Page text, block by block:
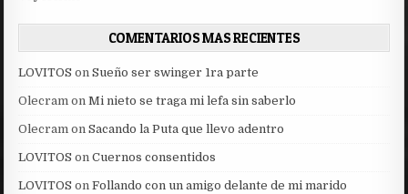
COMENTARIOS MAS RECIENTES
LOVITOS onSueño ser swinger 1ra parte
Olecram onMi nieto se traga mi lefa sin saberlo
Olecram onSacando la Puta que llevo adentro
LOVITOS onCuernos consentidos
LOVITOS onFollando con un amigo delante de mi marido